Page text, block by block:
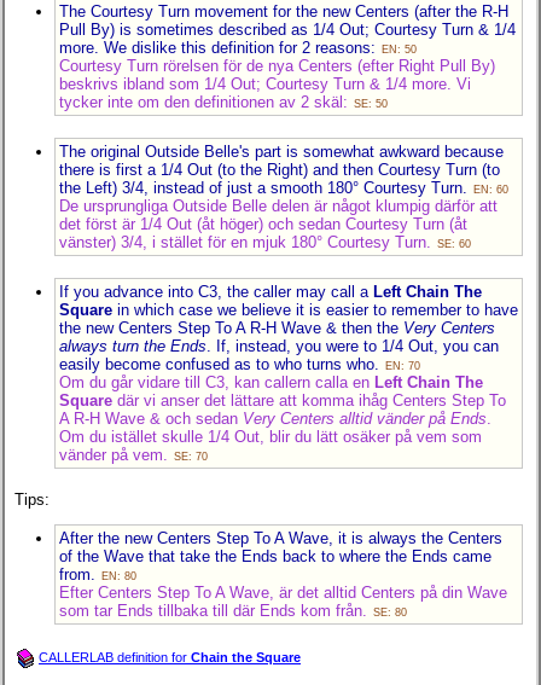
The Courtesy Turn movement for the new Centers (after the R-H
Pull By) is sometimes described as 1/4 Out; Courtesy Turn & 1/4
more. We dislike this definition for 2 reasons:
EN: 50
Courtesy Turn rörelsen för de nya Centers (efter Right Pull By)
beskrivs ibland som 1/4 Out; Courtesy Turn & 1/4 more. Vi
tycker inte om den definitionen av 2 skäl: SE: 50
The original Outside Belle's part is somewhat awkward because
there is first a 1/4 Out (to the Right) and then Courtesy Turn (to
the Left) 3/4, instead of just a smooth 180° Courtesy Turn.
EN: 60
De ursprungliga Outside Belle delen är något klumpig därför att
det först är 1/4 Out (åt höger) och sedan Courtesy Turn (åt
vänster) 3/4, i stället för en mjuk 180° Courtesy Turn.
SE: 60
If you advance into C3, the caller may call a Left Chain The
Square in which case we believe it is easier to remember to have
the new Centers Step To A R-H Wave & then the Very Centers
always turn the Ends . If, instead, you were to 1/4 Out, you can
easily become confused as to who turns who.
EN: 70
Om du går vidare till C3, kan callern calla en Left Chain The
Square där vi anser det lättare att komma ihåg Centers Step To
A R-H Wave & och sedan Very Centers alltid vänder på Ends
Om du istället skulle 1/4 Out, blir du lätt osäker på vem som
vänder på vem.
SE: 70
Tips:
After the new Centers Step To A Wave, it is always the Centers
of the Wave that take the Ends back to where the Ends came
from.
EN: 80
Efter Centers Step To A Wave, är det alltid Centers på din Wave
som tar Ends tillbaka till där Ends kom från.
SE: 80
CALLERLAB definition for Chain the Square